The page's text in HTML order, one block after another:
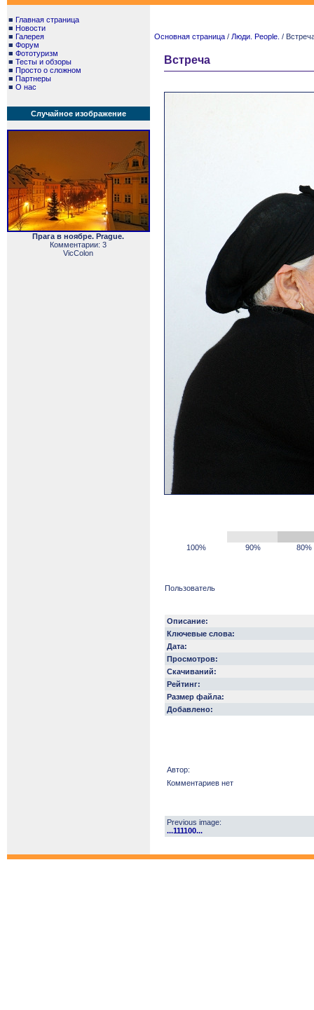
■ Главная страница
■ Новости
■ Галерея
■ Форум
■ Фототуризм
■ Тесты и обзоры
■ Просто о сложном
■ Партнеры
■ О нас
Случайное изображение
Прага в ноябре. Prague.
Комментарии: 3
VicColon
Основная страница / Люди. People. /
Встреча
100% 90% 80%
Пользователь
Описание:
Ключевые слова:
Дата:
Просмотров:
Скачиваний:
Рейтинг:
Размер файла:
Добавлено:
Автор:
Комментариев нет
Previous image:
...111100...